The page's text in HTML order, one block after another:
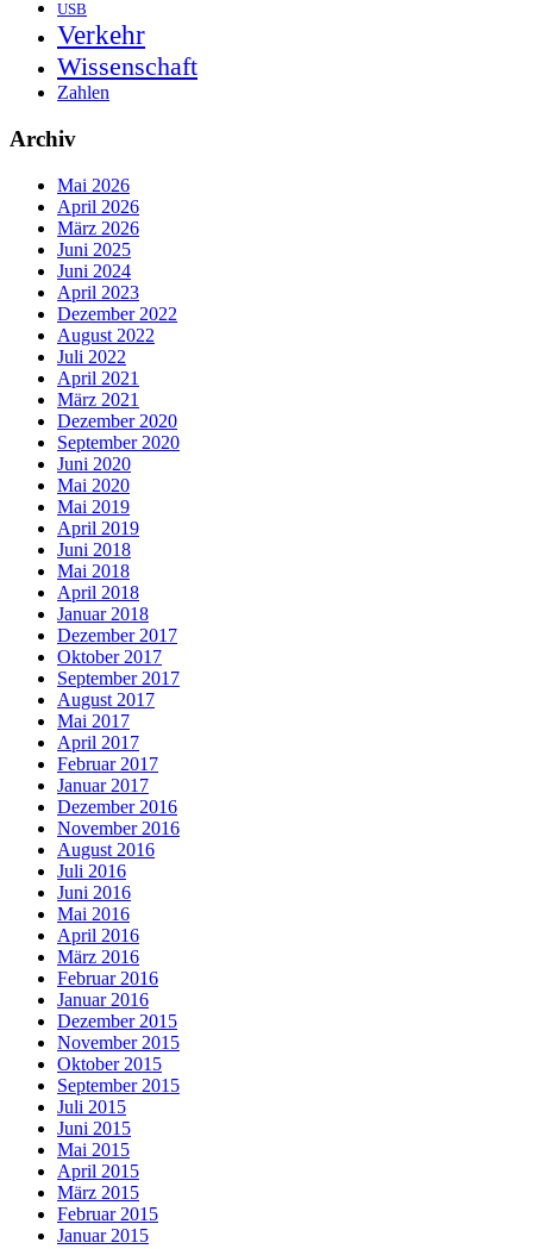
USB
Verkehr
Wissenschaft
Zahlen
Archiv
Mai 2026
April 2026
März 2026
Juni 2025
Juni 2024
April 2023
Dezember 2022
August 2022
Juli 2022
April 2021
März 2021
Dezember 2020
September 2020
Juni 2020
Mai 2020
Mai 2019
April 2019
Juni 2018
Mai 2018
April 2018
Januar 2018
Dezember 2017
Oktober 2017
September 2017
August 2017
Mai 2017
April 2017
Februar 2017
Januar 2017
Dezember 2016
November 2016
August 2016
Juli 2016
Juni 2016
Mai 2016
April 2016
März 2016
Februar 2016
Januar 2016
Dezember 2015
November 2015
Oktober 2015
September 2015
Juli 2015
Juni 2015
Mai 2015
April 2015
März 2015
Februar 2015
Januar 2015